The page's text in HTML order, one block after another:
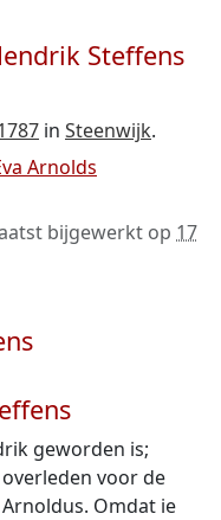
Steffens
in Steenwijk.
Arnolds
bijgewerkt op 17
geworden is;
voor de
Omdat ie